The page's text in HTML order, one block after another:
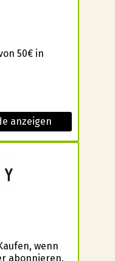
50€ in
anzeigen
wenn
abonnieren.